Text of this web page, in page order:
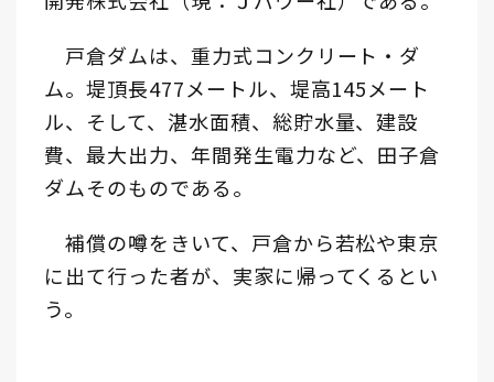
戸倉ダムは、重力式コンクリート・ダ
ム。堤頂長477メートル、堤高145メート
ル、そして、湛水面積、総貯水量、建設
費、最大出力、年間発生電力など、田子倉
ダムそのものである。
補償の噂をきいて、戸倉から若松や東京
に出て行った者が、実家に帰ってくるとい
う。